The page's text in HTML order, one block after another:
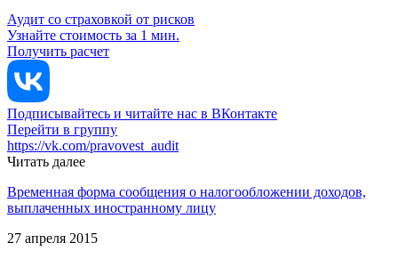
Аудит со страховкой от рисков
Узнайте стоимость за 1 мин.
Получить расчет
Подписывайтесь и читайте нас в ВКонтакте
Перейти в группу
https://vk.com/pravovest_audit
Читать далее
Временная форма сообщения о налогообложении доходов,
выплаченных иностранному лицу
27 апреля 2015